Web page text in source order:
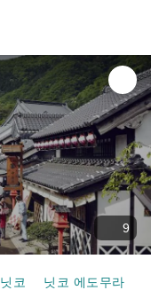
9
닛코 닛코 에도무라